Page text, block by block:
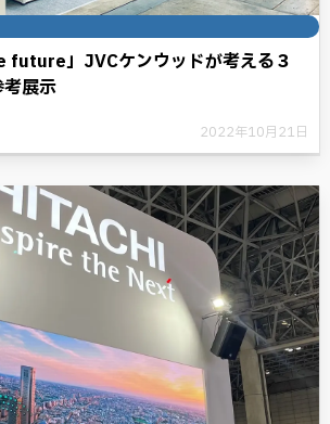
future」JVCケンウッドが考える３
展示
2022年10月21日